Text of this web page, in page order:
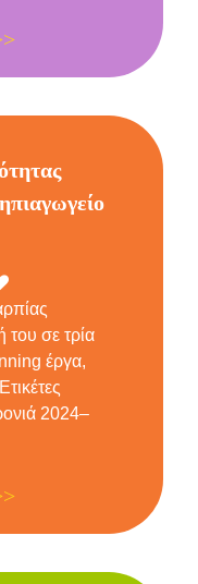
του σε τρία
έργα,
2024–